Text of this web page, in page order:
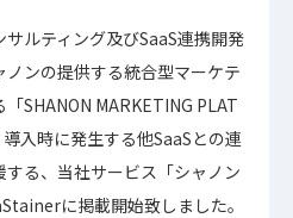
ルティング及びSaaS連携開発
ンの提供する統合型マーケテ
SHANON MARKETING PLAT
入時に発生する他SaaSとの連
る、当社サービス「シャノン
に掲載開始致しました。